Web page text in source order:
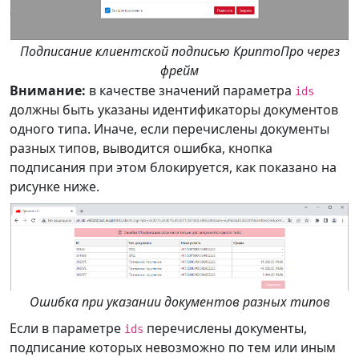
Подписание клиентской подписью КриптоПро через
фрейм
Внимание: в качестве значений параметра ids
должны быть указаны идентификаторы документов
одного типа. Иначе, если перечислены документы
разных типов, выводится ошибка, кнопка
подписания при этом блокируется, как показано на
рисунке ниже.
Ошибка при указании документов разных типов
Если в параметре ids перечислены документы,
подписание которых невозможно по тем или иным